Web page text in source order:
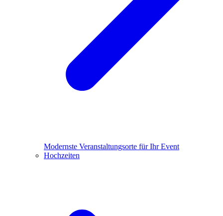
Modernste Veranstaltungsorte für Ihr Event
Hochzeiten